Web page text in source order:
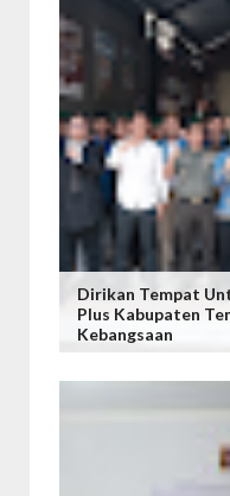
Dirikan Tempat
Plus Kabupaten
Kebangsaan